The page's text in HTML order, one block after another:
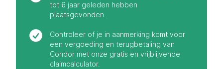
tot 6 jaar geleden hebben
plaatsgevonden.
Controleer of je in aanmerking komt voor
een vergoeding en terugbetaling van
Condor met onze gratis en vrijblijvende
claimcalculator.